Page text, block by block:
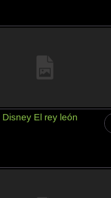
Disney El rey león